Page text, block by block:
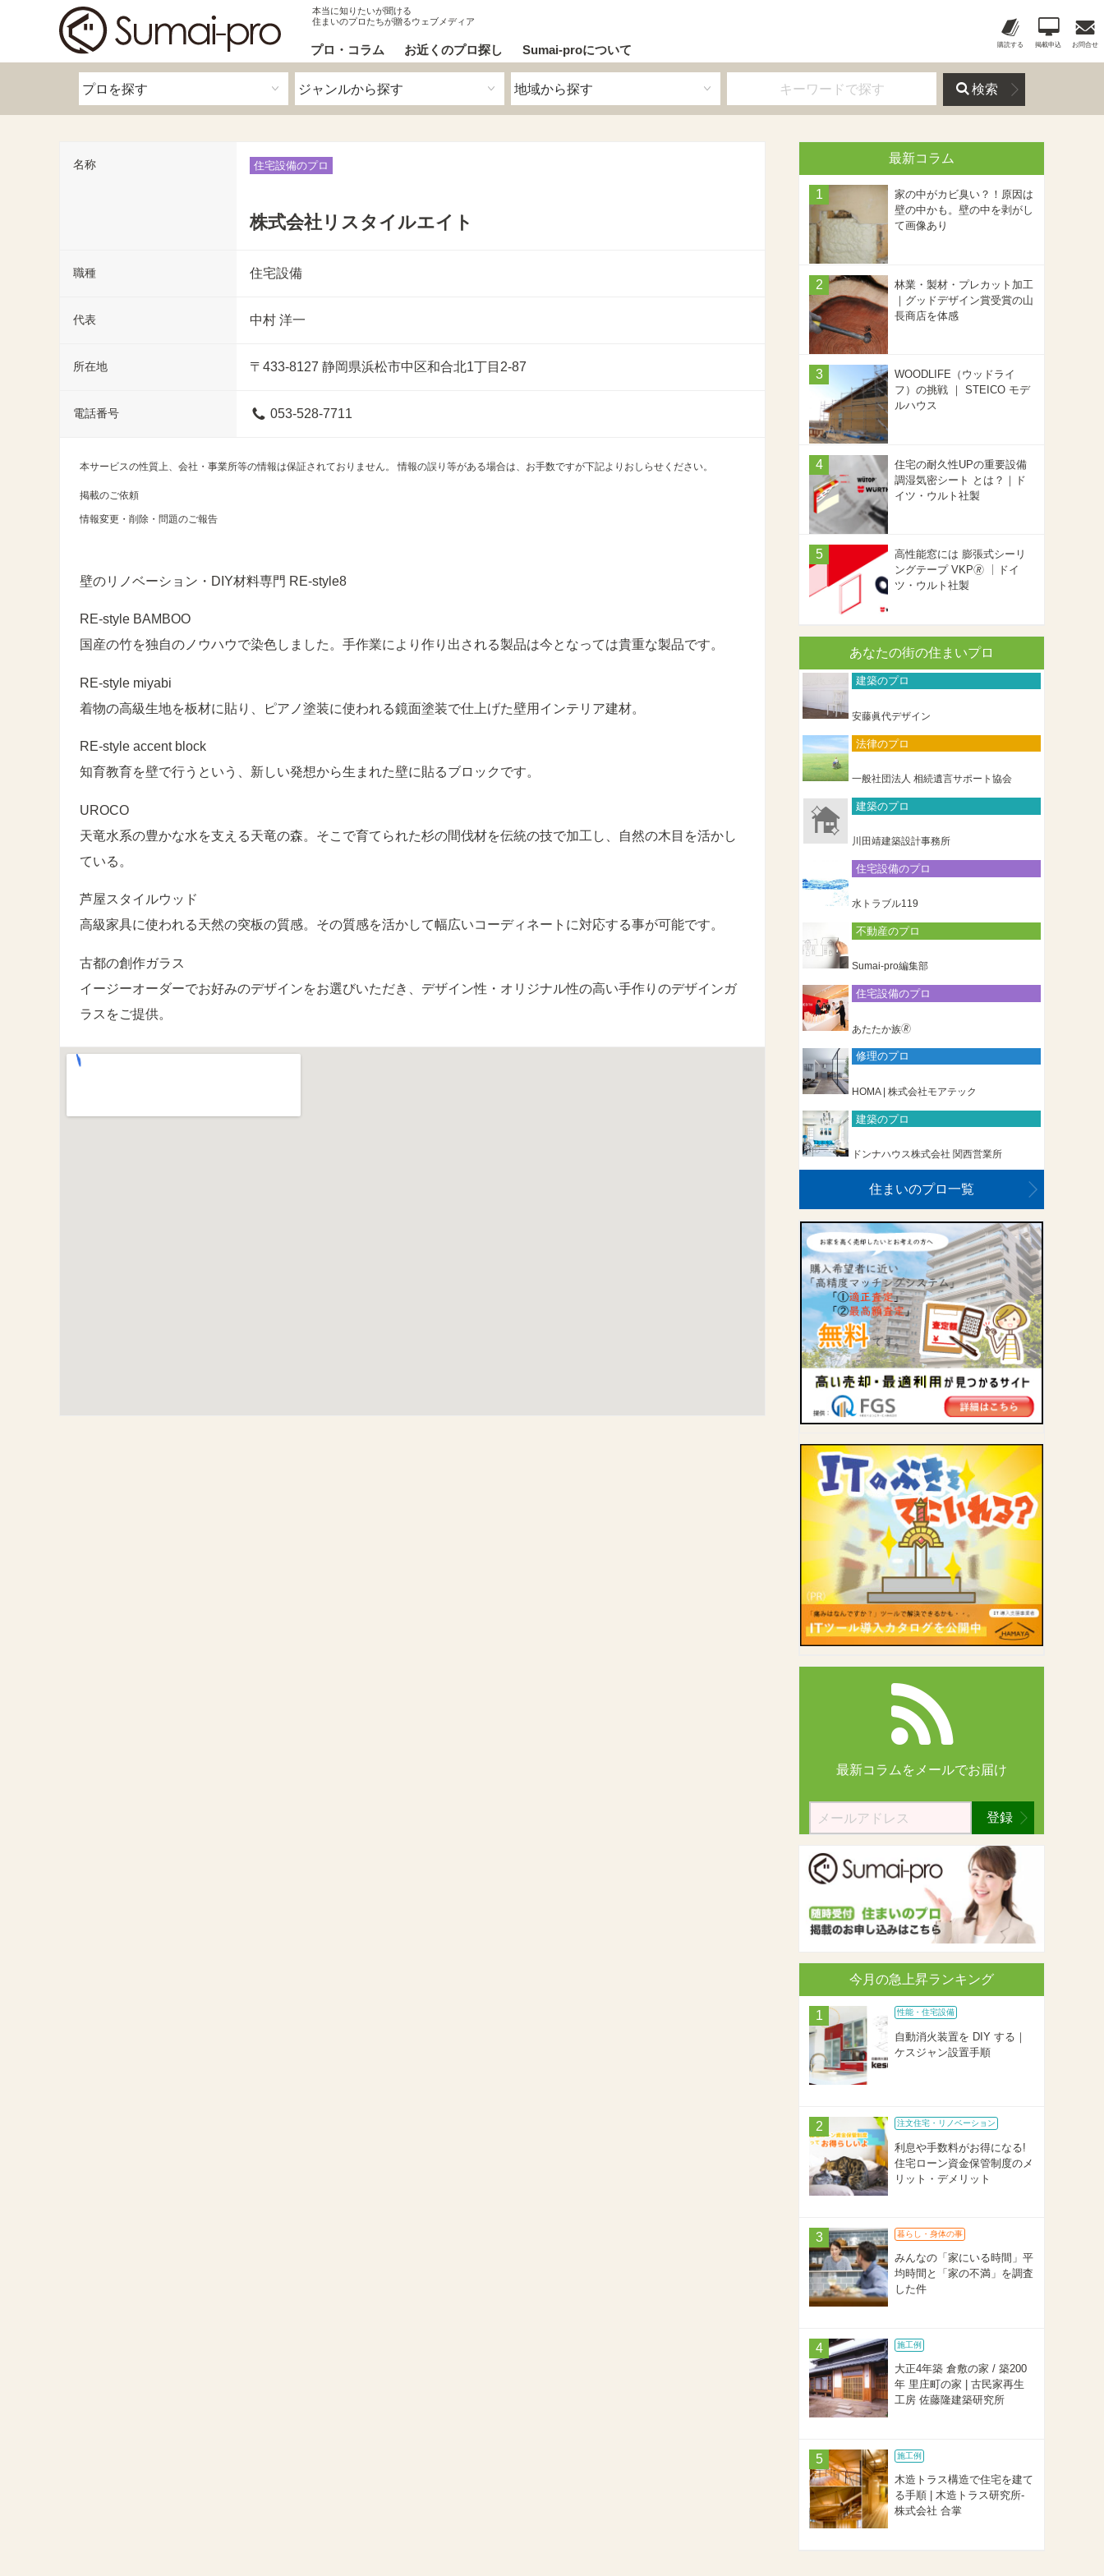
本当に知りたいが聞ける
住まいのプロたちが贈るウェブメディア
プロ・コラム お近くのプロ探し Sumai-proについて 購読する 掲載申込 お問合せ
検索
名称 住宅設備のプロ
株式会社リスタイルエイト
職種 住宅設備
代表 中村 洋一
所在地 〒433-8127 静岡県浜松市中区和合北1丁目2-87
電話番号 053-528-7711
本サービスの性質上、会社・事業所等の情報は保証されておりません。 情報の誤り等がある場合は、お手数ですが下記よりおしらせください。
掲載のご依頼
情報変更・削除・問題のご報告
壁のリノベーション・DIY材料専門 RE-style8
RE-style BAMBOO
国産の竹を独自のノウハウで染色しました。手作業により作り出される製品は今となっては貴重な製品です。
RE-style miyabi
着物の高級生地を板材に貼り、ピアノ塗装に使われる鏡面塗装で仕上げた壁用インテリア建材。
RE-style accent block
知育教育を壁で行うという、新しい発想から生まれた壁に貼るブロックです。
UROCO
天竜水系の豊かな水を支える天竜の森。そこで育てられた杉の間伐材を伝統の技で加工し、自然の木目を活かし
ている。
芦屋スタイルウッド
高級家具に使われる天然の突板の質感。その質感を活かして幅広いコーディネートに対応する事が可能です。
古都の創作ガラス
イージーオーダーでお好みのデザインをお選びいただき、デザイン性・オリジナル性の高い手作りのデザインガ
ラスをご提供。
最新コラム
家の中がカビ臭い？！原因は
壁の中かも。壁の中を剥がし
て画像あり
林業・製材・プレカット加工
｜グッドデザイン賞受賞の山
長商店を体感
WOODLIFE（ウッドライ
フ）の挑戦 ｜ STEICO モデ
ルハウス
住宅の耐久性UPの重要設備
調湿気密シート とは？｜ド
イツ・ウルト社製
高性能窓には 膨張式シーリ
ングテープ VKP🄬 ｜ドイ
ツ・ウルト社製
あなたの街の住まいプロ
建築のプロ
安藤眞代デザイン
法律のプロ
一般社団法人 相続遺言サポート協会
建築のプロ
川田靖建築設計事務所
住宅設備のプロ
水トラブル119
不動産のプロ
Sumai-pro編集部
住宅設備のプロ
あたたか族🄬
修理のプロ
HOMA | 株式会社モアテック
建築のプロ
ドンナハウス株式会社 関西営業所
住まいのプロ一覧
最新コラムを メールでお届け
登録
今月の急上昇ランキング
性能・住宅設備
自動消火装置を DIY する｜
ケスジャン設置手順
注文住宅・リノベーション
利息や手数料がお得になる!
住宅ローン資金保管制度のメ
リット・デメリット
暮らし・身体の事
みんなの「家にいる時間」平
均時間と「家の不満」を調査
した件
施工例
大正4年築 倉敷の家 / 築200
年 里庄町の家 | 古民家再生
工房 佐藤隆建築研究所
施工例
木造トラス構造で住宅を建て
る手順 | 木造トラス研究所-
株式会社 合掌